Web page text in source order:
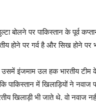
बोलने पर पाकिस्तान के पूर्व
होने पर गर्व है और सिख होने
इंजमाम उल हक भारतीय
पाकिस्तान में खिलाड़ियों ने
खिलाड़ी भी जाते थे. वो नवाज